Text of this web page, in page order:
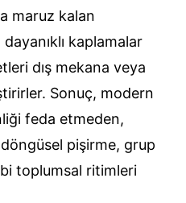
maruz kalan
dayanıklı kaplamalar
dış mekana veya
Sonuç, modern
feda etmeden,
pişirme, grup
toplumsal ritimleri